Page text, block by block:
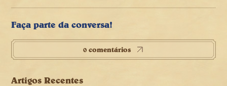
Faça parte da conversa!
0 comentários
Artigos Recentes